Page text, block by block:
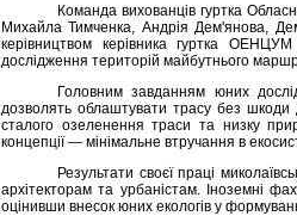
Команда вихованців гуртка
Михайла Тимченка, Андрія Дем'янова,
керівництвом керівника гуртка
дослідження територій майбутнього
Головним завданням юних
дозволять облаштувати трасу без шкоди
сталого озеленення траси та низку
концепції — мінімальне втручання в
Результати своєї праці
архітекторам та урбаністам. Іноземні
оцінивши внесок юних екологів у